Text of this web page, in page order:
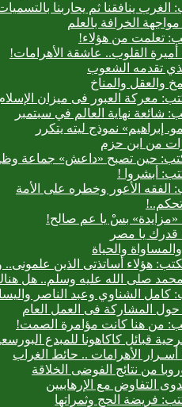
ينافقنا ثم يحاربنا
الخرافة بالعلم
تعلمت من هؤلاء!
القلوب.. عاشقة الأهرامات!
تقدمه الشعوب
والعقل والمناخ
معركة العبور فى ميزان
شائعة نهاية العالم في سبتمبر
نموذج ليته يتكرر
من ابن حزم
حين تصبح «داعش» جماعة
أبشروا !
الفقه الأعور وخطره على الأمة
قدرك يا مصر
والحياة
هؤلاء أساتذتى الذين علمونى..
محمد صلى الله عليه وسلم.. هل
كامل الشناوي وعبد الناصر
المشاركة فى العمل العام
من هنا كانت مؤامرة الصمت!
قبائل كاكاهونا للمبدع
الأهرامات .. حائط الغراب
من نتائج الفوضى الخلاقة
التفاوض مع الإرهابيين
فريضة الحج وثمراتها